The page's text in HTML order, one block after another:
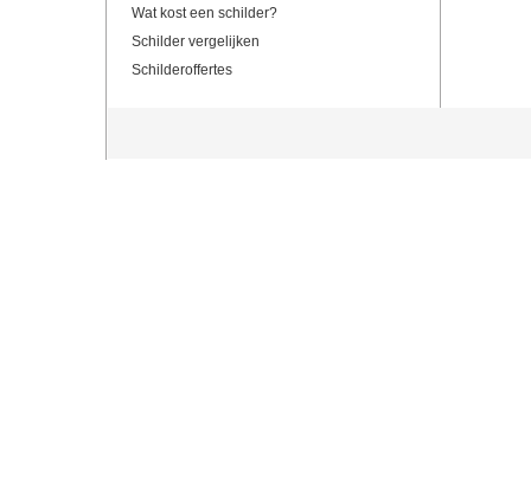
Wat kost een schilder?
Schilder vergelijken
Schilderoffertes